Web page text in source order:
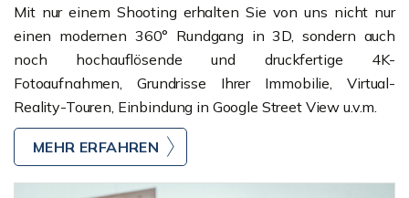
Mit nur einem Shooting erhalten Sie von uns nicht nur
einen modernen 360° Rundgang in 3D, sondern auch
noch hochauflösende und druckfertige 4K-
Fotoaufnahmen, Grundrisse Ihrer Immobilie, Virtual-
Reality-Touren, Einbindung in Google Street View u.v.m.
MEHR ERFAHREN